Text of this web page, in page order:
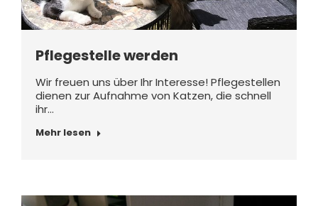
Pflegestelle werden
Wir freuen uns über Ihr Interesse! Pflegestellen
dienen zur Aufnahme von Katzen, die schnell
ihr…
Mehr lesen